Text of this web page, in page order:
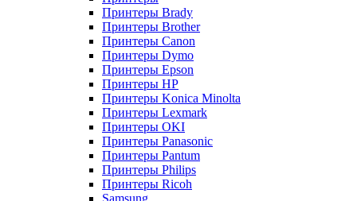
Принтеры Brady
Принтеры Brother
Принтеры Canon
Принтеры Dymo
Принтеры Epson
Принтеры HP
Принтеры Konica Minolta
Принтеры Lexmark
Принтеры OKI
Принтеры Panasonic
Принтеры Pantum
Принтеры Philips
Принтеры Ricoh
Samsung